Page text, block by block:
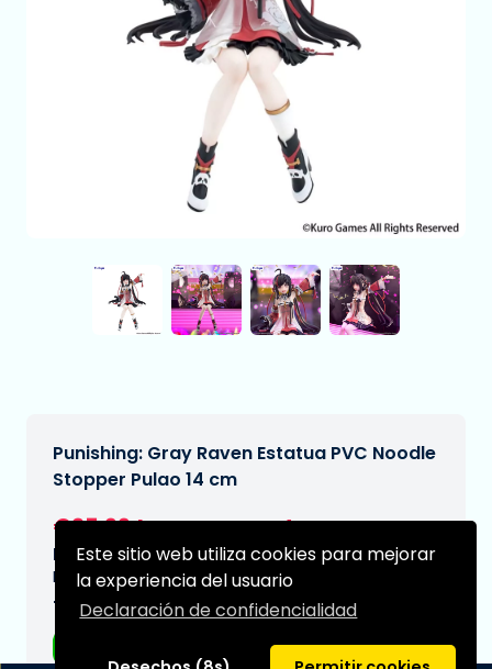
Este sitio web utiliza cookies para mejorar
la experiencia del usuario
Declaración de confidencialidad
Punishing: Gray Raven Estatua PVC Noodle
Stopper Pulao 14 cm
€25,99
Fecha de entrega prevista:
N/A
Tipo: